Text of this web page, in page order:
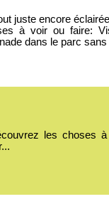
juste encore
à voir ou faire:
dans le parc
les choses